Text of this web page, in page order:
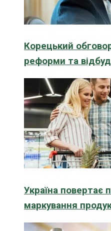
Корецький
реформи та
Україна повертає
маркування